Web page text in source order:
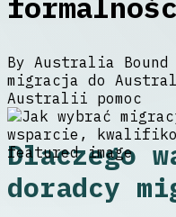
By Australia
migracja do
Australii pomoc
Dlaczego
doradcy